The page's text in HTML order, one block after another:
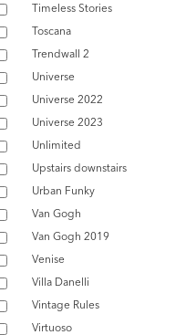
Timeless Stories
Toscana
Trendwall 2
Universe
Universe 2022
Universe 2023
Unlimited
Upstairs downstairs
Urban Funky
Van Gogh
Van Gogh 2019
Venise
Villa Danelli
Vintage Rules
Virtuoso